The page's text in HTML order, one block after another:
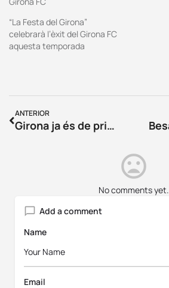
“La Festa del Girona”
celebrarà l’èxit del Girona FC
aquesta temporada
ANTERIOR
Girona ja és de primera!
No comments yet.
Add a comment
Name
Email